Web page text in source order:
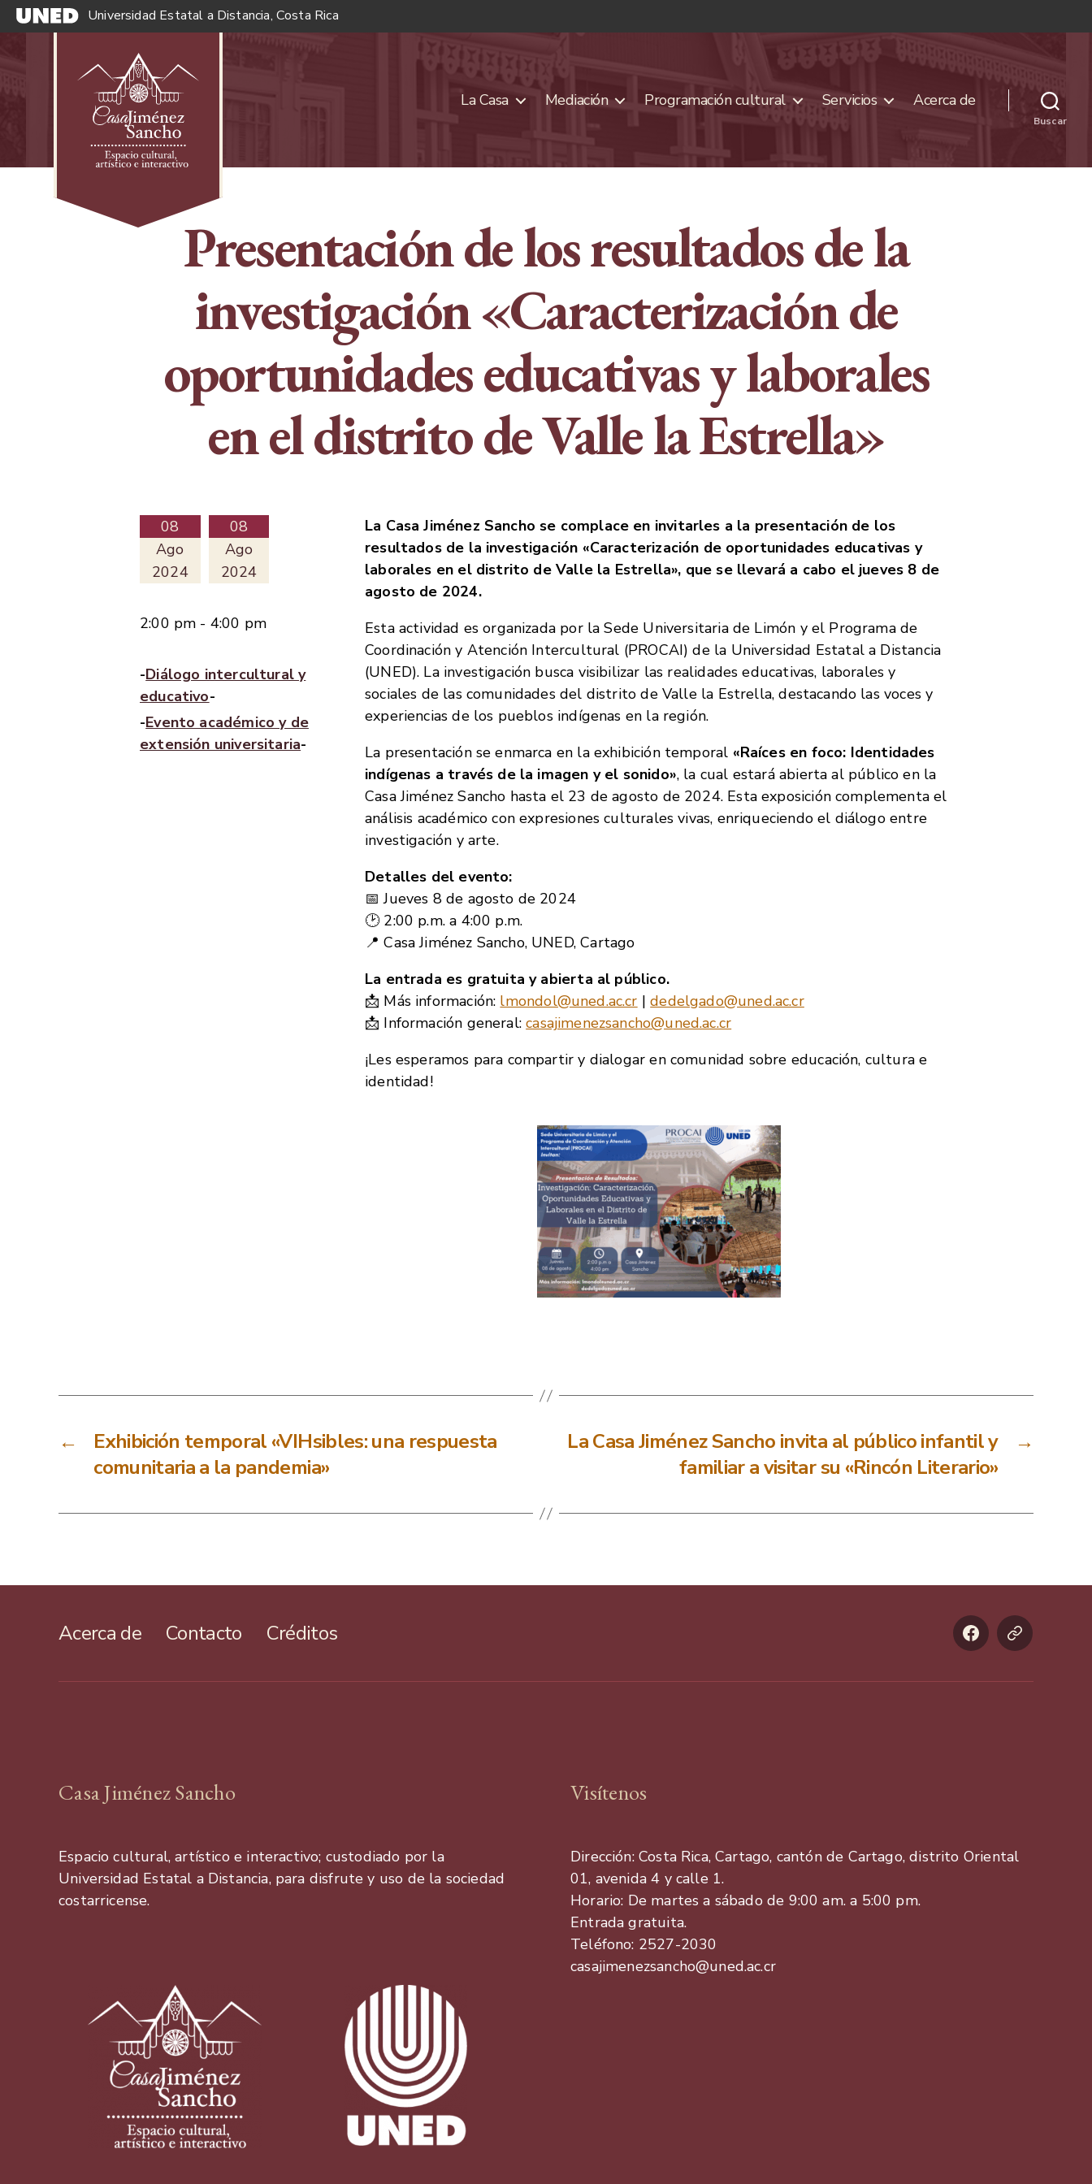
Universidad Estatal a Distancia, Costa Rica
La Casa Mediación Programación cultural Servicios Acerca de
Buscar
Presentación de los resultados de la
investigación «Caracterización de
oportunidades educativas y laborales
en el distrito de Valle la Estrella»
08
Ago
2024
08
Ago
2024
2:00 pm - 4:00 pm
Diálogo intercultural y
educativo
Evento académico y de
extensión universitaria
La Casa Jiménez Sancho se complace en invitarles a la presentación de los
resultados de la investigación «Caracterización de oportunidades educativas y
laborales en el distrito de Valle la Estrella», que se llevará a cabo el jueves 8 de
agosto de 2024.
Esta actividad es organizada por la Sede Universitaria de Limón y el Programa de
Coordinación y Atención Intercultural (PROCAI) de la Universidad Estatal a Distancia
(UNED). La investigación busca visibilizar las realidades educativas, laborales y
sociales de las comunidades del distrito de Valle la Estrella, destacando las voces y
experiencias de los pueblos indígenas en la región.
La presentación se enmarca en la exhibición temporal «Raíces en foco: Identidades
indígenas a través de la imagen y el sonido», la cual estará abierta al público en la
Casa Jiménez Sancho hasta el 23 de agosto de 2024. Esta exposición complementa el
análisis académico con expresiones culturales vivas, enriqueciendo el diálogo entre
investigación y arte.
Detalles del evento:
📅 Jueves 8 de agosto de 2024
🕑 2:00 p.m. a 4:00 p.m.
📍 Casa Jiménez Sancho, UNED, Cartago
La entrada es gratuita y abierta al público.
📩 Más información: lmondol@uned.ac.cr |dedelgado@uned.ac.cr
📩 Información general:casajimenezsancho@uned.ac.cr
¡Les esperamos para compartir y dialogar en comunidad sobre educación, cultura e
identidad!
←
Exhibición temporal «VIHsibles: una respuesta
comunitaria a la pandemia»
→
La Casa Jiménez Sancho invita al público infantil y
familiar a visitar su «Rincón Literario»
Acerca de Contacto Créditos FacebookFormulario
contacto
Casa Jiménez Sancho
Espacio cultural, artístico e interactivo; custodiado por la
Universidad Estatal a Distancia, para disfrute y uso de la sociedad
costarricense.
Visítenos
Dirección: Costa Rica, Cartago, cantón de Cartago, distrito Oriental
01, avenida 4 y calle 1.
Horario: De martes a sábado de 9:00 am. a 5:00 pm.
Entrada gratuita.
Teléfono: 2527-2030
casajimenezsancho@uned.ac.cr